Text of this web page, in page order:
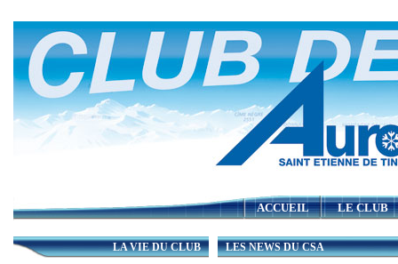
ACCUEIL LE CLUB
LA VIE DU CLUB LES NEWS DU CSA